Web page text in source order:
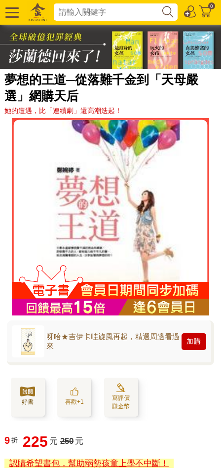
0
夢想的王道─從落難千金到「天母嚴
選」網購天后
她的遭遇，比「連續劇」還高潮迭起！
呀哈★吉伊卡哇旋風再起，精選周邊看過
來
加購
好書 喜歡+1
寫評價
賺金幣
9 折 225 元 250 元
認購希望書包，幫助弱勢孩童上學不中斷！